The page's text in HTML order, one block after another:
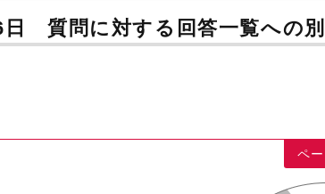
質問に対する回答一覧への別
ペ